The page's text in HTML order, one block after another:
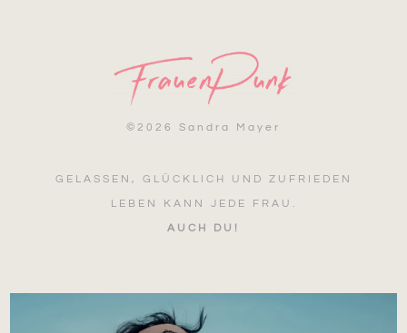
© 2026 Sandra Mayer
GELASSEN, GLÜCKLICH UND ZUFRIEDEN
LEBEN KANN JEDE FRAU.
AUCH DU!